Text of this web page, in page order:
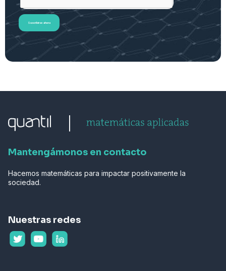
Suscribirse ahora
Mantengámonos en contacto
Hacemos matemáticas para impactar positivamente la
sociedad.
Nuestras redes